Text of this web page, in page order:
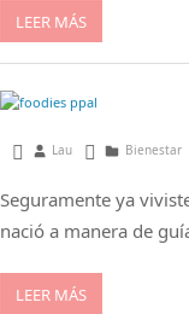
LEER MÁS
abril 1, 2015
Lau Bienestar
Seguramente ya
nació a manera de
LEER MÁS